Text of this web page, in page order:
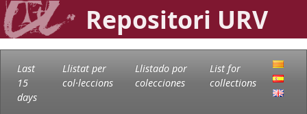
Repositori URV
Last
15
days
Llistat per
col·leccions
Llistado por
colecciones
List for
collections